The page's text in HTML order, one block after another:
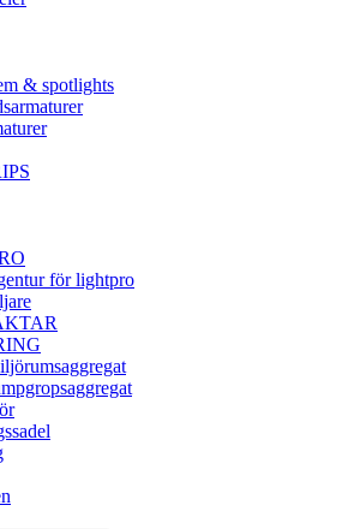
& spotlights
för lightpro